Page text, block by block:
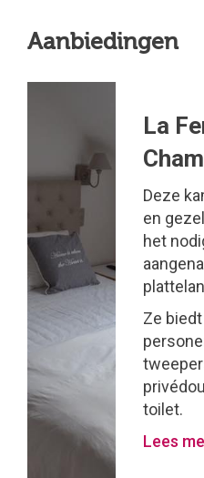
Aanbiedingen
La
Deze
en
het
Ze
toilet.
Lees